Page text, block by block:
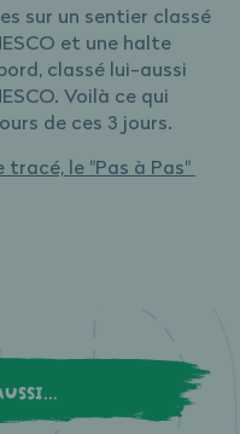
sur un sentier classé
et une halte
classé lui-aussi
Voilà ce qui
de ces 3 jours.
tracé, le "Pas à Pas"